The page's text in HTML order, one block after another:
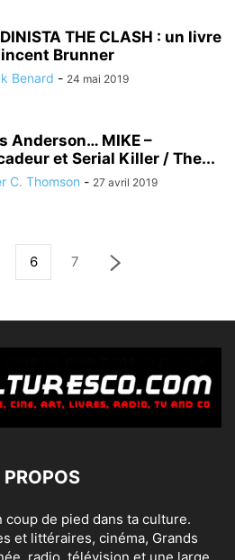
THE CLASH : un livre
Brunner
Benard - 24 mai 2019
Anderson… MIKE –
et Serial Killer / The...
C. Thomson - 27 avril 2019
6 7
coup de pied dans ta culture.
et littéraires, cinéma, Grands